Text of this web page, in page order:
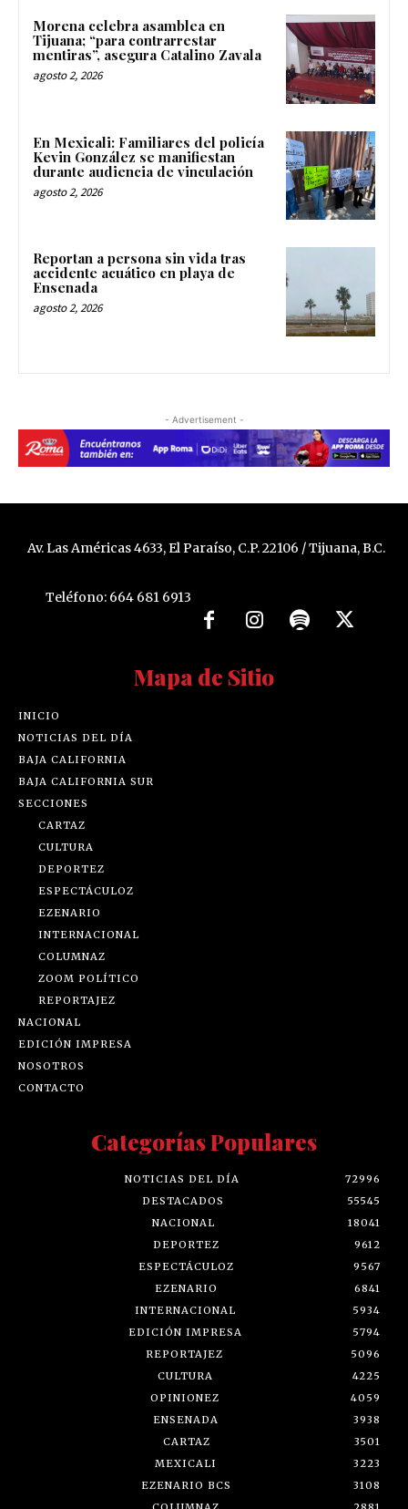
Morena celebra asamblea en
Tijuana; “para contrarrestar
mentiras”, asegura Catalino Zavala
agosto 2, 2026
En Mexicali: Familiares del policía
Kevin González se manifiestan
durante audiencia de vinculación
agosto 2, 2026
Reportan a persona sin vida tras
accidente acuático en playa de
Ensenada
agosto 2, 2026
- Advertisement -
Av. Las Américas 4633, El Paraíso, C.P. 22106 / Tijuana, B.C.
Teléfono: 664 681 6913
Mapa de Sitio
INICIO
NOTICIAS DEL DÍA
BAJA CALIFORNIA
BAJA CALIFORNIA SUR
SECCIONES
CARTAZ
CULTURA
DEPORTEZ
ESPECTÁCULOZ
EZENARIO
INTERNACIONAL
COLUMNAZ
ZOOM POLÍTICO
REPORTAJEZ
NACIONAL
EDICIÓN IMPRESA
NOSOTROS
CONTACTO
Categorías Populares
NOTICIAS DEL DÍA
72996
DESTACADOS
55545
NACIONAL
18041
DEPORTEZ
9612
ESPECTÁCULOZ
9567
EZENARIO
6841
INTERNACIONAL
5934
EDICIÓN IMPRESA
5794
REPORTAJEZ
5096
CULTURA
4225
OPINIONEZ
4059
ENSENADA
3938
CARTAZ
3501
MEXICALI
3223
EZENARIO BCS
3108